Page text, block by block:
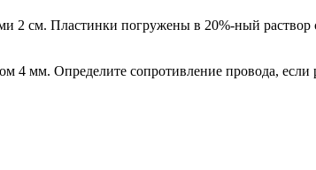
2 см. Пластинки погружены в 20%-ный раствор
мм. Определите сопротивление провода, если